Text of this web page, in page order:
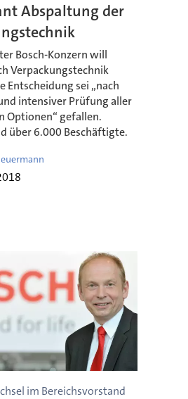
Abspaltung der
Bosch-Konzern will
Verpackungstechnik
Entscheidung sei „nach
intensiver Prüfung aller
Optionen“ gefallen.
über 6.000 Beschäftigte.
im Bereichsvorstand